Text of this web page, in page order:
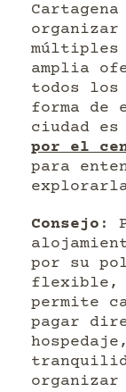
múltiples
amplia
todos los
forma de
ciudad es
por el
para
Consejo :
por su
flexible,
permite
pagar